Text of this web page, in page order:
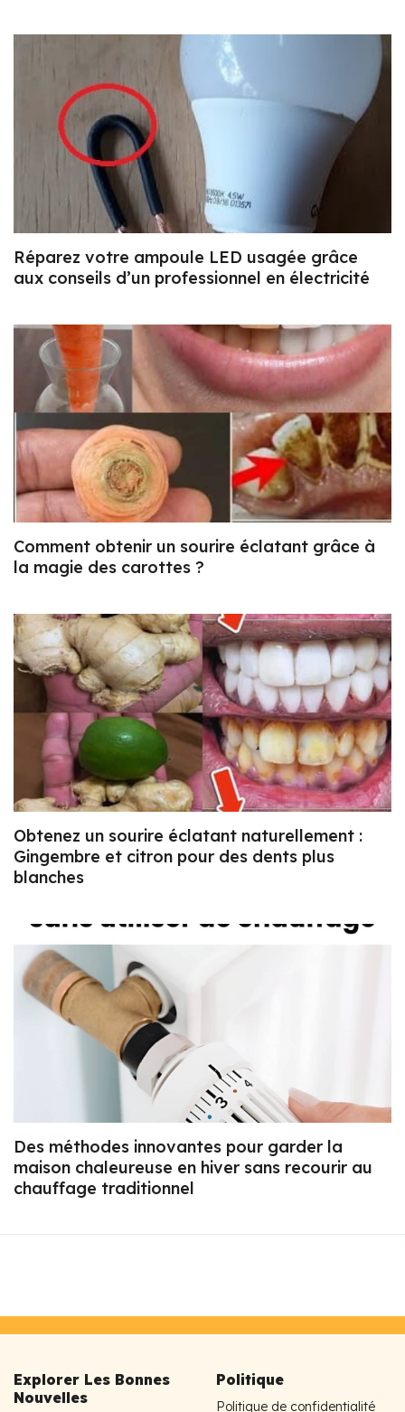
Réparez votre ampoule LED usagée grâce
aux conseils d’un professionnel en électricité
Comment obtenir un sourire éclatant grâce à
la magie des carottes ?
Obtenez un sourire éclatant naturellement :
Gingembre et citron pour des dents plus
blanches
Des méthodes innovantes pour garder la
maison chaleureuse en hiver sans recourir au
chauffage traditionnel
Explorer Les Bonnes
Nouvelles
Politique
Politique de confidentialité